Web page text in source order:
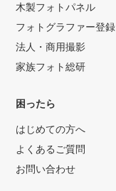
木製フォトパネル
フォトグラファー登録
法人・商用撮影
家族フォト総研
困ったら
はじめての方へ
よくあるご質問
お問い合わせ